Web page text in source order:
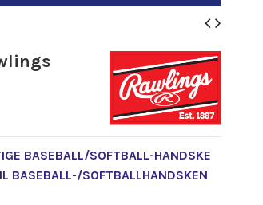
BASEBALL/SOFTBALL-HANDSKE
BASEBALL-/SOFTBALLHANDSKEN